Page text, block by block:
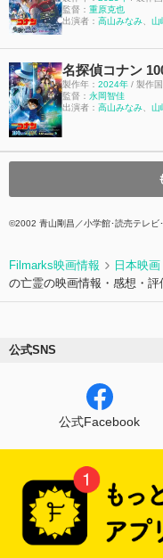
監督： 重原克也
出演者： 高山みなみ、 山
名探偵コナン
製作年： 2024年 / 製作国
監督： 永岡智佳
出演者： 高山みなみ、 山
©2002 青山剛昌／小学館･読売テレビ
Filmarks映画情報 日本映画
の亡霊の映画情報・感想・評
公式SNS
公式Facebook